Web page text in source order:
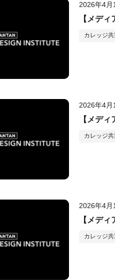
2026年4月
【メデ
カレッジ共
2026年4月
【メデ
カレッジ共
2026年4月
【メデ
カレッジ共